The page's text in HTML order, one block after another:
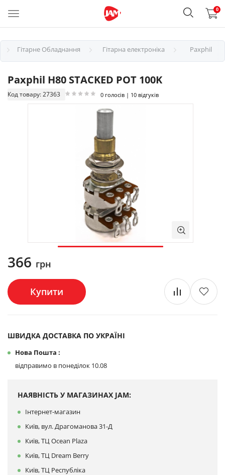
0
Гітарне Обладнання Гітарна електроніка Paxphil
Paxphil H80 STACKED POT 100K
Код товару: 27363 0 голосів | 10 відгуків
366 грн
Купити
ШВИДКА ДОСТАВКА ПО УКРАЇНІ
Нова Пошта :
відправимо в понеділок 10.08
НАЯВНІСТЬ У МАГАЗИНАХ JAM:
Інтернет-магазин
Київ, вул. Драгоманова 31-Д
Київ, ТЦ Ocean Plaza
Київ, ТЦ Dream Berry
Київ, ТЦ Республіка